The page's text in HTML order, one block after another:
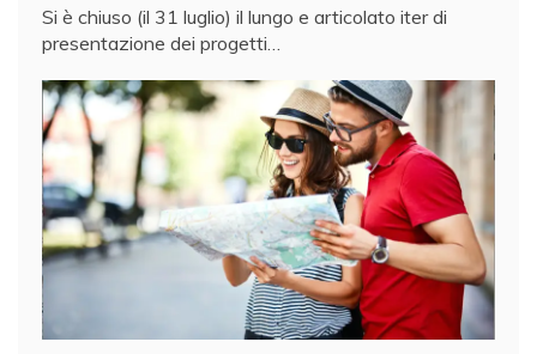
Si è chiuso (il 31 luglio) il lungo e articolato iter di
presentazione dei progetti…